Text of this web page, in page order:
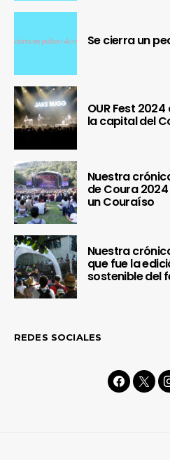
Se cierra un
OUR Fest
la capital del
Nuestra
de Coura
un Couraíso
Nuestra
que fue la
sostenible del
REDES SOCIALES